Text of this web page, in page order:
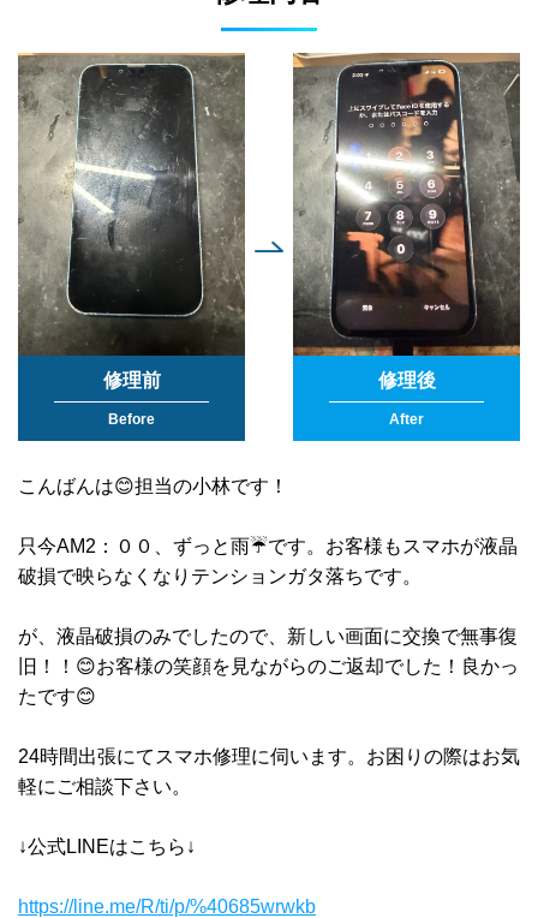
修理前
Before
修理後
After
こんばんは😊担当の小林です！
只今AM2：００、ずっと雨☔です。お客様もスマホが液晶
破損で映らなくなりテンションガタ落ちです。
が、液晶破損のみでしたので、新しい画面に交換で無事復
旧！！😊お客様の笑顔を見ながらのご返却でした！良かっ
たです😊
24時間出張にてスマホ修理に伺います。お困りの際はお気
軽にご相談下さい。
↓公式LINEはこちら↓
https://line.me/R/ti/p/%40685wrwkb